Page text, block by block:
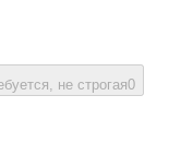
не строгая0